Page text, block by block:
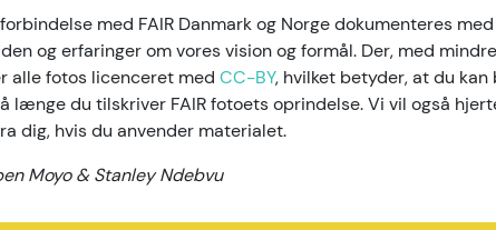
med FAIR Danmark og Norge dokumenteres
og erfaringer om vores vision og formål. Der, med
alle fotos licenceret med CC-BY, hvilket betyder, at du kan
længe du tilskriver FAIR fotoets oprindelse. Vi vil også
dig, hvis du anvender materialet.
Moyo & Stanley Ndebvu